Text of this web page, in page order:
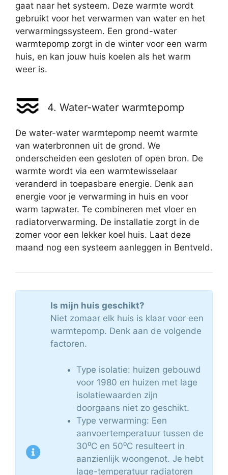
gaat naar het systeem. Deze warmte wordt
gebruikt voor het verwarmen van water en het
verwarmingssysteem. Een grond-water
warmtepomp zorgt in de winter voor een warm
huis, en kan jouw huis koelen als het warm
weer is.
4. Water-water warmtepomp
De water-water warmtepomp neemt warmte
van waterbronnen uit de grond. We
onderscheiden een gesloten of open bron. De
warmte wordt via een warmtewisselaar
veranderd in toepasbare energie. Denk aan
energie voor je verwarming in huis en voor
warm tapwater. Te combineren met vloer en
radiatorverwarming. De installatie zorgt in de
zomer voor een lekker koel huis. Laat deze
maand nog een systeem aanleggen in Bentveld.
Is mijn huis geschikt?
Niet zomaar elk huis is klaar voor een
warmtepomp. Denk aan de volgende
factoren.
Type isolatie: huizen gebouwd
voor 1980 en huizen met lage
isolatiewaarden zijn
doorgaans niet zo geschikt.
Type verwarming: Een
aanvoertemperatuur tussen de
30⁰C en 50⁰C resulteert in
aanzienlijk woongenot. Je hebt
lage-temperatuur radiatoren